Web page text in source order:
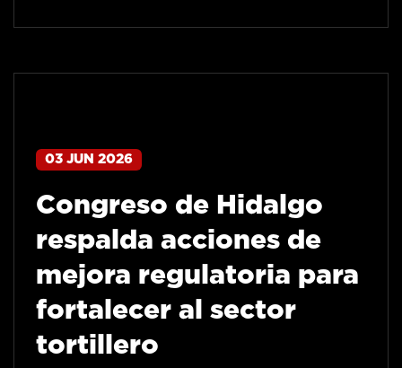
03 JUN 2026
Congreso de Hidalgo
respalda acciones de
mejora regulatoria para
fortalecer al sector
tortillero